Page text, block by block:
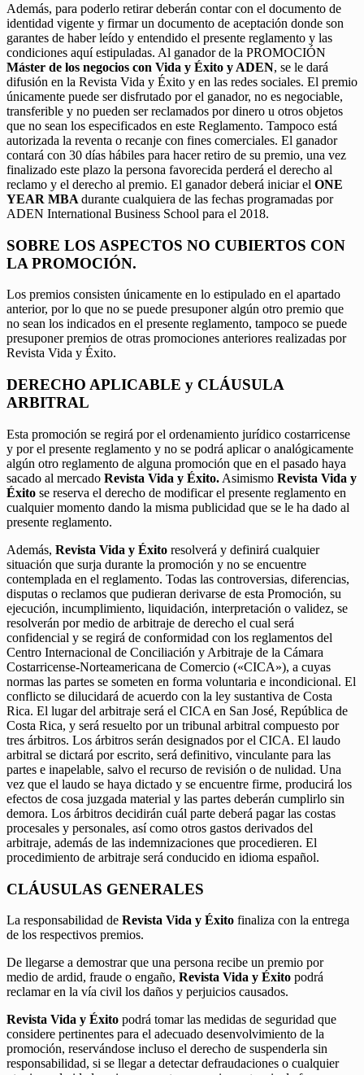
Además, para poderlo retirar deberán contar con el documento de
identidad vigente y firmar un documento de aceptación donde son
garantes de haber leído y entendido el presente reglamento y las
condiciones aquí estipuladas. Al ganador de la PROMOCIÓN
Máster de los negocios con Vida y Éxito y ADEN, se le dará
difusión en la Revista Vida y Éxito y en las redes sociales. El premio
únicamente puede ser disfrutado por el ganador, no es negociable,
transferible y no pueden ser reclamados por dinero u otros objetos
que no sean los especificados en este Reglamento. Tampoco está
autorizada la reventa o recanje con fines comerciales. El ganador
contará con 30 días hábiles para hacer retiro de su premio, una vez
finalizado este plazo la persona favorecida perderá el derecho al
reclamo y el derecho al premio. El ganador deberá iniciar el ONE
YEAR MBA durante cualquiera de las fechas programadas por
ADEN International Business School para el 2018.
SOBRE LOS ASPECTOS NO CUBIERTOS CON
LA PROMOCIÓN.
Los premios consisten únicamente en lo estipulado en el apartado
anterior, por lo que no se puede presuponer algún otro premio que
no sean los indicados en el presente reglamento, tampoco se puede
presuponer premios de otras promociones anteriores realizadas por
Revista Vida y Éxito.
DERECHO APLICABLE y CLÁUSULA
ARBITRAL
Esta promoción se regirá por el ordenamiento jurídico costarricense
y por el presente reglamento y no se podrá aplicar o analógicamente
algún otro reglamento de alguna promoción que en el pasado haya
sacado al mercado Revista Vida y Éxito. Asimismo Revista Vida y
Éxito se reserva el derecho de modificar el presente reglamento en
cualquier momento dando la misma publicidad que se le ha dado al
presente reglamento.
Además, Revista Vida y Éxito resolverá y definirá cualquier
situación que surja durante la promoción y no se encuentre
contemplada en el reglamento. Todas las controversias, diferencias,
disputas o reclamos que pudieran derivarse de esta Promoción, su
ejecución, incumplimiento, liquidación, interpretación o validez, se
resolverán por medio de arbitraje de derecho el cual será
confidencial y se regirá de conformidad con los reglamentos del
Centro Internacional de Conciliación y Arbitraje de la Cámara
Costarricense-Norteamericana de Comercio («CICA»), a cuyas
normas las partes se someten en forma voluntaria e incondicional. El
conflicto se dilucidará de acuerdo con la ley sustantiva de Costa
Rica. El lugar del arbitraje será el CICA en San José, República de
Costa Rica, y será resuelto por un tribunal arbitral compuesto por
tres árbitros. Los árbitros serán designados por el CICA. El laudo
arbitral se dictará por escrito, será definitivo, vinculante para las
partes e inapelable, salvo el recurso de revisión o de nulidad. Una
vez que el laudo se haya dictado y se encuentre firme, producirá los
efectos de cosa juzgada material y las partes deberán cumplirlo sin
demora. Los árbitros decidirán cuál parte deberá pagar las costas
procesales y personales, así como otros gastos derivados del
arbitraje, además de las indemnizaciones que procedieren. El
procedimiento de arbitraje será conducido en idioma español.
CLÁUSULAS GENERALES
La responsabilidad de Revista Vida y Éxito finaliza con la entrega
de los respectivos premios.
De llegarse a demostrar que una persona recibe un premio por
medio de ardid, fraude o engaño, Revista Vida y Éxito podrá
reclamar en la vía civil los daños y perjuicios causados.
Revista Vida y Éxito podrá tomar las medidas de seguridad que
considere pertinentes para el adecuado desenvolvimiento de la
promoción, reservándose incluso el derecho de suspenderla sin
responsabilidad, si se llegar a detectar defraudaciones o cualquier